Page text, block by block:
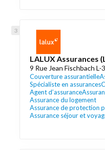
LALUX Assurances
9 Rue Jean Fischbach
Couverture assurantielle
Spécialiste en assurances
Agent d’assurance
Assurance du logement
Assurance de protection
Assurance séjour et